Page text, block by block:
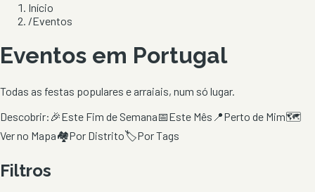
Início
/Eventos
Eventos em Portugal
Todas as festas populares e arraiais, num só lugar.
Descobrir: 🎉Este Fim de Semana📅Este Mês 📍Perto de Mim🗺️
Ver no Mapa🏘️Por Distrito🏷️Por Tags
Filtros